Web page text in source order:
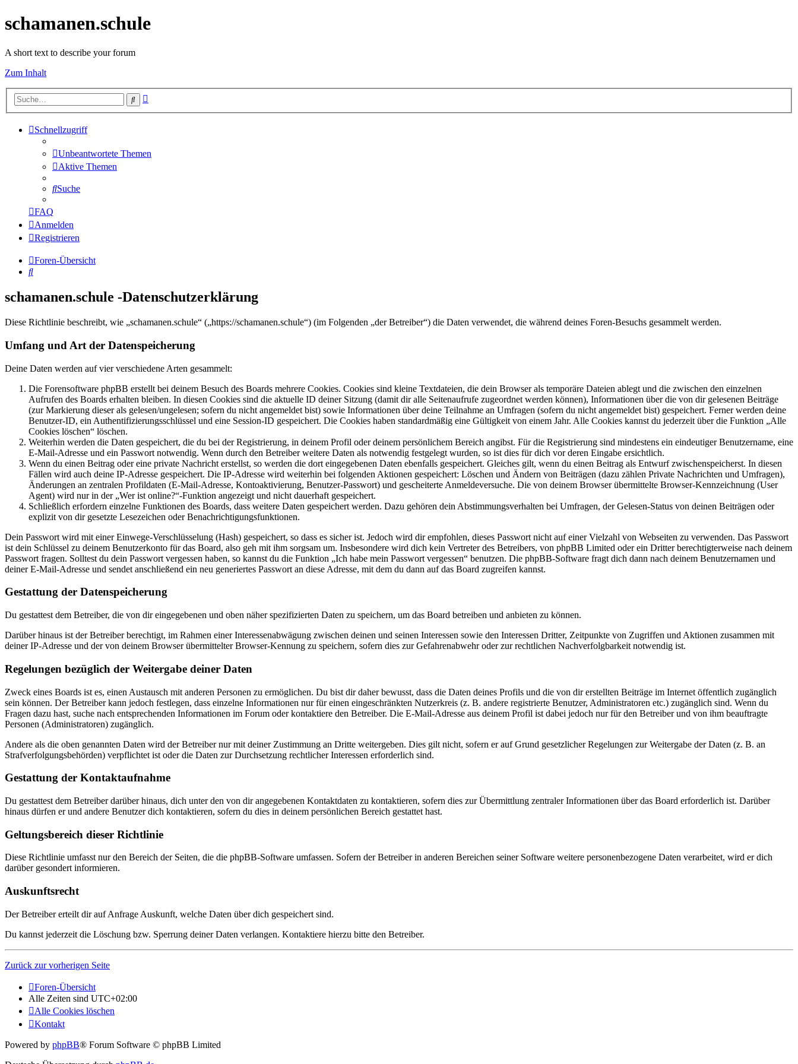
schamanen.schule
A short text to describe your forum
Zum Inhalt
Suche
Schnellzugriff
Unbeantwortete Themen
Aktive Themen
Suche
FAQ
Anmelden
Registrieren
Foren-Übersicht
Suche
schamanen.schule -Datenschutzerklärung
Diese Richtlinie beschreibt, wie „schamanen.schule“ („https://schamanen.schule“) (im Folgenden „der Betreiber“) die Daten verwendet, die während deines Foren-Besuchs gesammelt werden.
Umfang und Art der Datenspeicherung
Deine Daten werden auf vier verschiedene Arten gesammelt:
Die Forensoftware phpBB erstellt bei deinem Besuch des Boards mehrere Cookies. Cookies sind kleine Textdateien, die dein Browser als temporäre Dateien ablegt und die zwischen den einzelnen
Aufrufen des Boards erhalten bleiben. In diesen Cookies sind die aktuelle ID deiner Sitzung (damit dir alle Seitenaufrufe zugeordnet werden können), Informationen über die von dir gelesenen Beiträge
(zur Markierung dieser als gelesen/ungelesen; sofern du nicht angemeldet bist) sowie Informationen über deine Teilnahme an Umfragen (sofern du nicht angemeldet bist) gespeichert. Ferner werden deine
Benutzer-ID, ein Authentifizierungsschlüssel und eine Session-ID gespeichert. Die Cookies haben standardmäßig eine Gültigkeit von einem Jahr. Alle Cookies kannst du jederzeit über die Funktion „Alle
Cookies löschen“ löschen.
Weiterhin werden die Daten gespeichert, die du bei der Registrierung, in deinem Profil oder deinem persönlichem Bereich angibst. Für die Registrierung sind mindestens ein eindeutiger Benutzername, eine
E-Mail-Adresse und ein Passwort notwendig. Wenn durch den Betreiber weitere Daten als notwendig festgelegt wurden, so ist dies für dich vor deren Eingabe ersichtlich.
Wenn du einen Beitrag oder eine private Nachricht erstellst, so werden die dort eingegebenen Daten ebenfalls gespeichert. Gleiches gilt, wenn du einen Beitrag als Entwurf zwischenspeicherst. In diesen
Fällen wird auch deine IP-Adresse gespeichert. Die IP-Adresse wird weiterhin bei folgenden Aktionen gespeichert: Löschen und Ändern von Beiträgen (dazu zählen Private Nachrichten und Umfragen),
Änderungen an zentralen Profildaten (E-Mail-Adresse, Kontoaktivierung, Benutzer-Passwort) und gescheiterte Anmeldeversuche. Die von deinem Browser übermittelte Browser-Kennzeichnung (User
Agent) wird nur in der „Wer ist online?“-Funktion angezeigt und nicht dauerhaft gespeichert.
Schließlich erfordern einzelne Funktionen des Boards, dass weitere Daten gespeichert werden. Dazu gehören dein Abstimmungsverhalten bei Umfragen, der Gelesen-Status von deinen Beiträgen oder
explizit von dir gesetzte Lesezeichen oder Benachrichtigungsfunktionen.
Dein Passwort wird mit einer Einwege-Verschlüsselung (Hash) gespeichert, so dass es sicher ist. Jedoch wird dir empfohlen, dieses Passwort nicht auf einer Vielzahl von Webseiten zu verwenden. Das Passwort
ist dein Schlüssel zu deinem Benutzerkonto für das Board, also geh mit ihm sorgsam um. Insbesondere wird dich kein Vertreter des Betreibers, von phpBB Limited oder ein Dritter berechtigterweise nach deinem
Passwort fragen. Solltest du dein Passwort vergessen haben, so kannst du die Funktion „Ich habe mein Passwort vergessen“ benutzen. Die phpBB-Software fragt dich dann nach deinem Benutzernamen und
deiner E-Mail-Adresse und sendet anschließend ein neu generiertes Passwort an diese Adresse, mit dem du dann auf das Board zugreifen kannst.
Gestattung der Datenspeicherung
Du gestattest dem Betreiber, die von dir eingegebenen und oben näher spezifizierten Daten zu speichern, um das Board betreiben und anbieten zu können.
Darüber hinaus ist der Betreiber berechtigt, im Rahmen einer Interessenabwägung zwischen deinen und seinen Interessen sowie den Interessen Dritter, Zeitpunkte von Zugriffen und Aktionen zusammen mit
deiner IP-Adresse und der von deinem Browser übermittelter Browser-Kennung zu speichern, sofern dies zur Gefahrenabwehr oder zur rechtlichen Nachverfolgbarkeit notwendig ist.
Regelungen bezüglich der Weitergabe deiner Daten
Zweck eines Boards ist es, einen Austausch mit anderen Personen zu ermöglichen. Du bist dir daher bewusst, dass die Daten deines Profils und die von dir erstellten Beiträge im Internet öffentlich zugänglich
sein können. Der Betreiber kann jedoch festlegen, dass einzelne Informationen nur für einen eingeschränkten Nutzerkreis (z. B. andere registrierte Benutzer, Administratoren etc.) zugänglich sind. Wenn du
Fragen dazu hast, suche nach entsprechenden Informationen im Forum oder kontaktiere den Betreiber. Die E-Mail-Adresse aus deinem Profil ist dabei jedoch nur für den Betreiber und von ihm beauftragte
Personen (Administratoren) zugänglich.
Andere als die oben genannten Daten wird der Betreiber nur mit deiner Zustimmung an Dritte weitergeben. Dies gilt nicht, sofern er auf Grund gesetzlicher Regelungen zur Weitergabe der Daten (z. B. an
Strafverfolgungsbehörden) verpflichtet ist oder die Daten zur Durchsetzung rechtlicher Interessen erforderlich sind.
Gestattung der Kontaktaufnahme
Du gestattest dem Betreiber darüber hinaus, dich unter den von dir angegebenen Kontaktdaten zu kontaktieren, sofern dies zur Übermittlung zentraler Informationen über das Board erforderlich ist. Darüber
hinaus dürfen er und andere Benutzer dich kontaktieren, sofern du dies in deinem persönlichen Bereich gestattet hast.
Geltungsbereich dieser Richtlinie
Diese Richtlinie umfasst nur den Bereich der Seiten, die die phpBB-Software umfassen. Sofern der Betreiber in anderen Bereichen seiner Software weitere personenbezogene Daten verarbeitet, wird er dich
darüber gesondert informieren.
Auskunftsrecht
Der Betreiber erteilt dir auf Anfrage Auskunft, welche Daten über dich gespeichert sind.
Du kannst jederzeit die Löschung bzw. Sperrung deiner Daten verlangen. Kontaktiere hierzu bitte den Betreiber.
Zurück zur vorherigen Seite
Foren-Übersicht
Alle Zeiten sind UTC+02:00
Alle Cookies löschen
Kontakt
Powered by phpBB® Forum Software © phpBB Limited